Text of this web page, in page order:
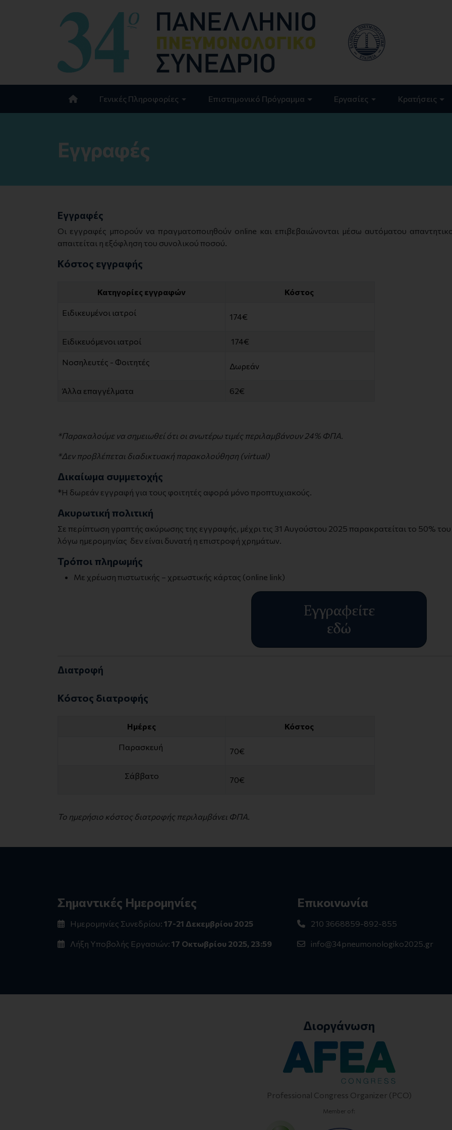
Γενικές Πληροφορίες Επιστημονικό Πρόγραμμα Εργασίες Κρατήσεις
Εγγραφές
Εγγραφές
Οι εγγραφές μπορούν να πραγματοποιηθούν online και επιβεβαιώνονται μέσω αυτόματου
απαιτείται η εξόφληση του συνολικού ποσού.
Κόστος εγγραφής
Κατηγορίες εγγραφών Κόστος
Ειδικευμένοι ιατροί 174€
Ειδικευόμενοι ιατροί 174€
Νοσηλευτές - Φοιτητές Δωρεάν
Άλλα επαγγέλματα 62€
*Παρακαλούμε να σημειωθεί ότι οι ανωτέρω τιμές περιλαμβάνουν 24% ΦΠΑ.
*Δεν προβλέπεται διαδικτυακή παρακολούθηση (virtual)
Δικαίωμα συμμετοχής
*Η δωρεάν εγγραφή για τους φοιτητές αφορά μόνο προπτυχιακούς.
Ακυρωτική πολιτική
Σε περίπτωση γραπτής ακύρωσης της εγγραφής, μέχρι τις 31 Αυγούστου 2025 παρακρατείται το 50%
λόγω ημερομηνίας δεν είναι δυνατή η επιστροφή χρημάτων.
Τρόποι πληρωμής
Με χρέωση πιστωτικής – χρεωστικής κάρτας (online link)
Διατροφή
Κόστος διατροφής
Ημέρες Κόστος
Παρασκευή 70€
Σάββατο 70€
Το ημερήσιο κόστος διατροφής περιλαμβάνει ΦΠΑ.
Σημαντικές Ημερομηνίες
Ημερομηνίες Συνεδρίου: 17-21 Δεκεμβρίου 2025
Λήξη Υποβολής Εργασιών: 17 Οκτωβρίου 2025, 23:59
Επικοινωνία
210 3668859-892-855
info@34pneumonologiko2025.gr
Διοργάνωση
Professional Congress Organizer (PCO)
Member of: